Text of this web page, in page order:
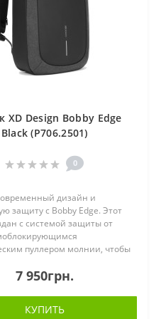
XD Design Bobby Edge
Black (P706.2501)
0
дизайн и
защиту с Bobby Edge. Этот
с системой защиты от
пуллером молнии, чтобы
но прочная конструкция,
7 950грн.
КУПИТЬ